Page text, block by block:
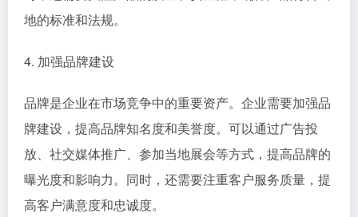
地的标准和法规。
4. 加强品牌建设
品牌是企业在市场竞争中的重要资产。企业需要加强品
牌建设，提高品牌知名度和美誉度。可以通过广告投
放、社交媒体推广、参加当地展会等方式，提高品牌的
曝光度和影响力。同时，还需要注重客户服务质量，提
高客户满意度和忠诚度。